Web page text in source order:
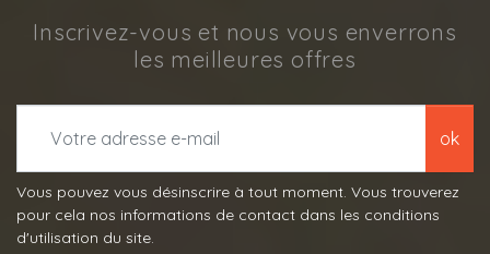
Inscrivez-vous et nous vous enverrons
les meilleures offres
ok
Vous pouvez vous désinscrire à tout moment. Vous trouverez
pour cela nos informations de contact dans les conditions
d'utilisation du site.